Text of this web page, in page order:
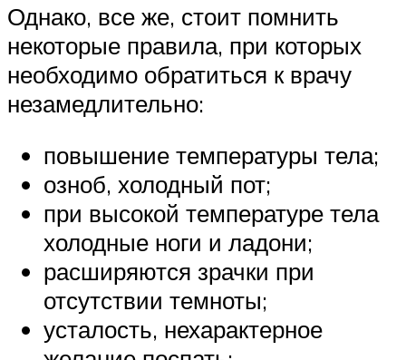
Однако, все же, стоит помнить
некоторые правила, при которых
необходимо обратиться к врачу
незамедлительно:
повышение температуры тела;
озноб, холодный пот;
при высокой температуре тела
холодные ноги и ладони;
расширяются зрачки при
отсутствии темноты;
усталость, нехарактерное